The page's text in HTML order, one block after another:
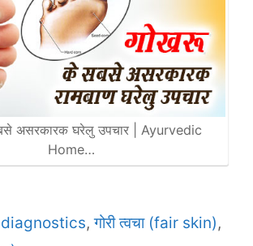
असरकारक घरेलु उपचार | Ayurvedic
Home…
,गोरी त्वचा (fair skin),